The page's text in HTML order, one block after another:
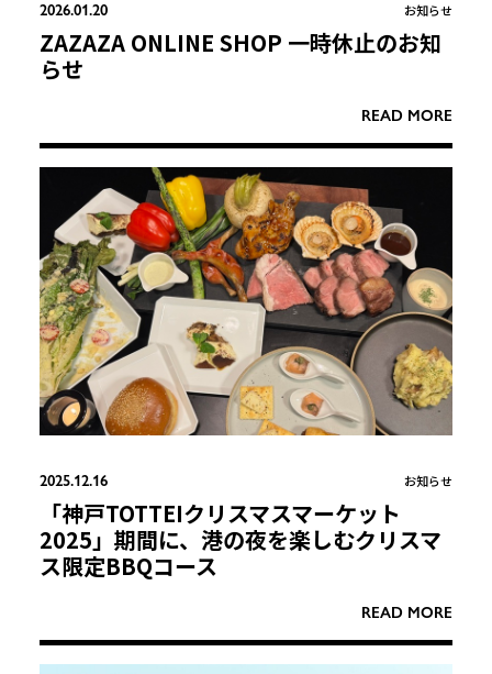
ZAZAZA ONLINE SHOP 一時休止のお知
らせ
READ MORE
2026.01.20 お知らせ
「神戸TOTTEIクリスマスマーケット
2025」期間に、港の夜を楽しむクリスマ
ス限定BBQコース
READ MORE
2025.12.16 お知らせ